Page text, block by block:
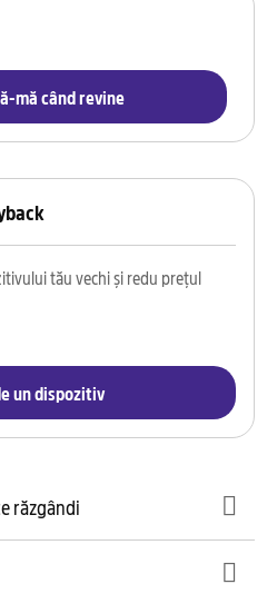
mă când revine
tău vechi și redu prețul
un dispozitiv
răzgândi